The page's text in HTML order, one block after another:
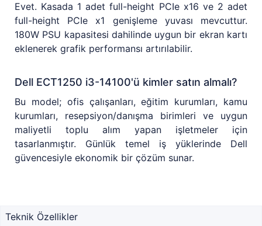
Evet. Kasada 1 adet full-height PCIe x16 ve 2 adet
full-height PCIe x1 genişleme yuvası mevcuttur.
180W PSU kapasitesi dahilinde uygun bir ekran kartı
eklenerek grafik performansı artırılabilir.
Dell ECT1250 i3-14100'ü kimler satın almalı?
Bu model; ofis çalışanları, eğitim kurumları, kamu
kurumları, resepsiyon/danışma birimleri ve uygun
maliyetli toplu alım yapan işletmeler için
tasarlanmıştır. Günlük temel iş yüklerinde Dell
güvencesiyle ekonomik bir çözüm sunar.
Teknik Özellikler